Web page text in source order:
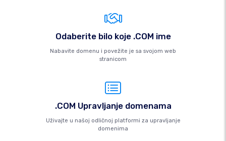
Odaberite bilo koje .COM ime
Nabavite domenu i povežite je sa svojom web
stranicom
.COM Upravljanje domenama
Uživajte u našoj odličnoj platformi za upravljanje
domenima